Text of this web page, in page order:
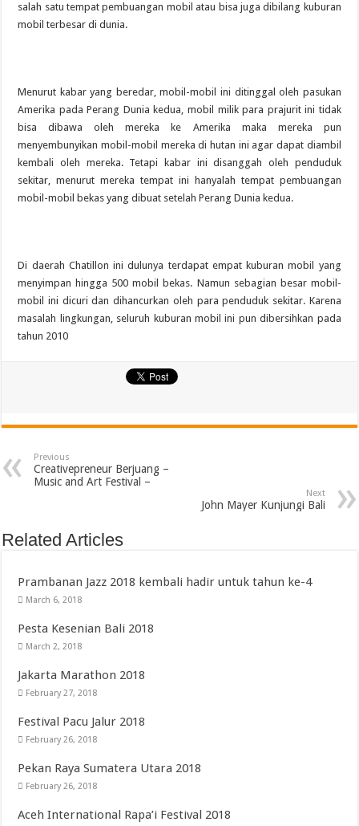
salah satu tempat pembuangan mobil atau bisa juga dibilang kuburan
mobil terbesar di dunia.
Menurut kabar yang beredar, mobil-mobil ini ditinggal oleh pasukan
Amerika pada Perang Dunia kedua, mobil milik para prajurit ini tidak
bisa dibawa oleh mereka ke Amerika maka mereka pun
menyembunyikan mobil-mobil mereka di hutan ini agar dapat diambil
kembali oleh mereka. Tetapi kabar ini disanggah oleh penduduk
sekitar, menurut mereka tempat ini hanyalah tempat pembuangan
mobil-mobil bekas yang dibuat setelah Perang Dunia kedua.
Di daerah Chatillon ini dulunya terdapat empat kuburan mobil yang
menyimpan hingga 500 mobil bekas. Namun sebagian besar mobil-
mobil ini dicuri dan dihancurkan oleh para penduduk sekitar. Karena
masalah lingkungan, seluruh kuburan mobil ini pun dibersihkan pada
tahun 2010
Previous
Creativepreneur Berjuang –
Music and Art Festival –
Next
John Mayer Kunjungi Bali
Related Articles
Prambanan Jazz 2018 kembali hadir untuk tahun ke-4
March 6, 2018
Pesta Kesenian Bali 2018
March 2, 2018
Jakarta Marathon 2018
February 27, 2018
Festival Pacu Jalur 2018
February 26, 2018
Pekan Raya Sumatera Utara 2018
February 26, 2018
Aceh International Rapa’i Festival 2018